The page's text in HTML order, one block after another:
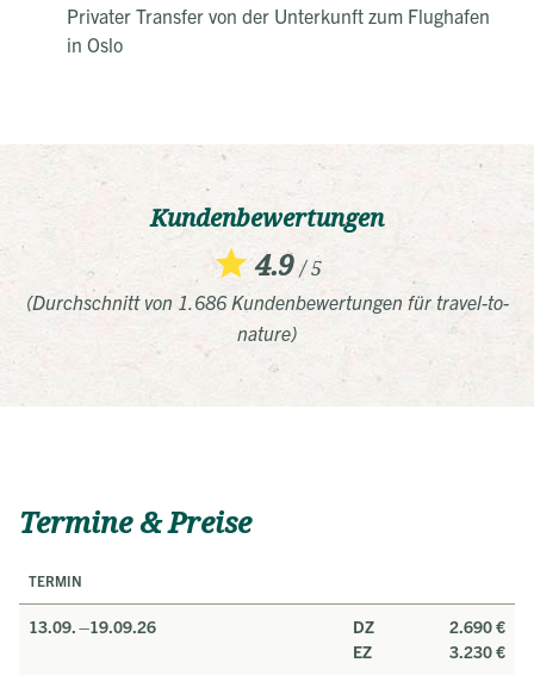
Privater Transfer von der Unterkunft zum Flughafen
in Oslo
Kundenbewertungen
4.9/ 5
(Durchschnitt von 1.686 Kundenbewertungen für travel-to-
nature)
Termine & Preise
TERMIN
13.09. –19.09.26 DZ
2.690 €
EZ
3.230 €